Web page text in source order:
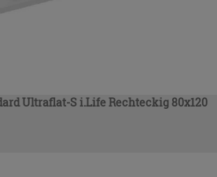
Ultraflat-S i.Life Rechteckig 80x120